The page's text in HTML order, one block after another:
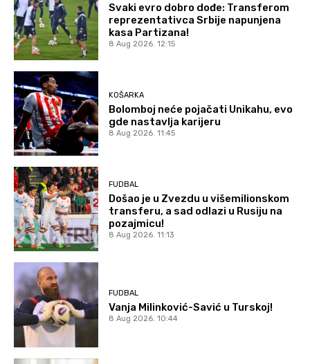
Svaki evro dobro dođe: Transferom
reprezentativca Srbije napunjena
kasa Partizana!
8 Aug 2026. 12:15
KOŠARKA
Bolomboj neće pojačati Unikahu, evo
gde nastavlja karijeru
8 Aug 2026. 11:45
FUDBAL
Došao je u Zvezdu u višemilionskom
transferu, a sad odlazi u Rusiju na
pozajmicu!
8 Aug 2026. 11:13
FUDBAL
Vanja Milinković-Savić u Turskoj!
8 Aug 2026. 10:44